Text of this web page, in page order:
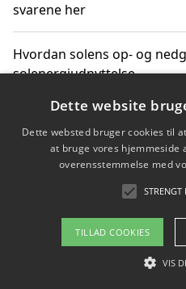
svarene her
Hvordan solens op- og
solenergiudnyttelse
Hvordan du får svar på
vedvarende energikilder
Om / kontakt
Dette website
Dette websted bruger cookies til
at bruge vores hjemmeside
overensstemmelse med
TILLAD COOKIES
VIS